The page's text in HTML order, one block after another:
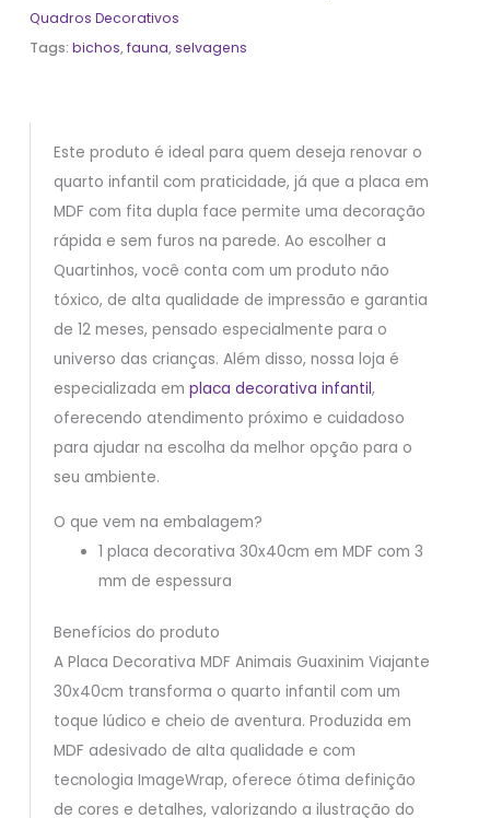
Quadros Decorativos
Tags:bichos,fauna,selvagens
Este produto é ideal para quem deseja renovar o
quarto infantil com praticidade, já que a placa em
MDF com fita dupla face permite uma decoração
rápida e sem furos na parede. Ao escolher a
Quartinhos, você conta com um produto não
tóxico, de alta qualidade de impressão e garantia
de 12 meses, pensado especialmente para o
universo das crianças. Além disso, nossa loja é
especializada em placa decorativa infantil,
oferecendo atendimento próximo e cuidadoso
para ajudar na escolha da melhor opção para o
seu ambiente.
O que vem na embalagem?
1 placa decorativa 30x40cm em MDF com 3
mm de espessura
Benefícios do produto
A Placa Decorativa MDF Animais Guaxinim Viajante
30x40cm transforma o quarto infantil com um
toque lúdico e cheio de aventura. Produzida em
MDF adesivado de alta qualidade e com
tecnologia ImageWrap, oferece ótima definição
de cores e detalhes, valorizando a ilustração do